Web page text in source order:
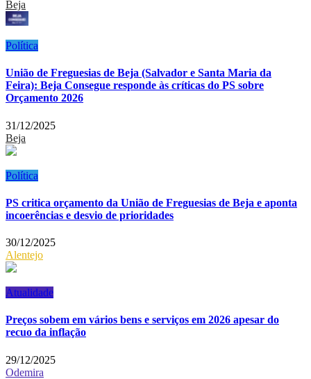
Beja
Política
União de Freguesias de Beja (Salvador e Santa Maria da
Feira): Beja Consegue responde às críticas do PS sobre
Orçamento 2026
31/12/2025
Beja
Política
PS critica orçamento da União de Freguesias de Beja e aponta
incoerências e desvio de prioridades
30/12/2025
Alentejo
Atualidade
Preços sobem em vários bens e serviços em 2026 apesar do
recuo da inflação
29/12/2025
Odemira